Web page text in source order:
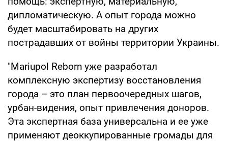
дипломатическую. А опыт города можно
будет масштабировать на других
пострадавших от войны территории Украины.
"Mariupol Reborn уже разработал
комплексную экспертизу восстановления
города – это план первоочередных шагов,
урбан-видения, опыт привлечения доноров.
Эта экспертная база универсальна и ее уже
применяют деоккупированные громады для